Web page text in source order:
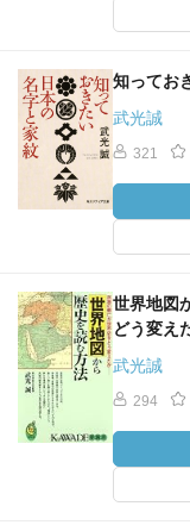
知ってお
武光誠
321
世界地図
どう変え
武光誠
294